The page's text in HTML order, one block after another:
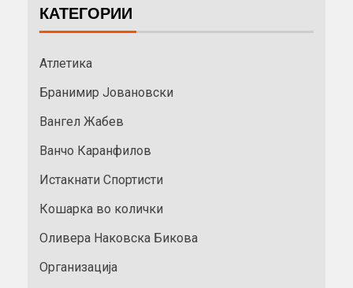
КАТЕГОРИИ
Атлетика
Бранимир Јовановски
Вангел Жабев
Ванчо Каранфилов
Истакнати Спортисти
Кошарка во колички
Оливера Наковска Бикова
Организација